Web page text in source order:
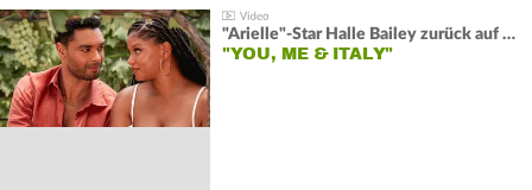
"Arielle"-Star Halle Bailey zurück auf der Leinwand:
"YOU, ME & ITALY"